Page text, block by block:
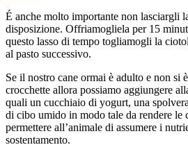
É anche molto importante non lasciargli
disposizione. Offriamogliela per 15
questo lasso di tempo togliamogli la
al pasto successivo.
Se il nostro cane ormai è adulto e non si
crocchette allora possiamo aggiungere
quali un cucchiaio di yogurt, una
di cibo umido in modo tale da rendere le
permettere all’animale di assumere i
sostentamento.